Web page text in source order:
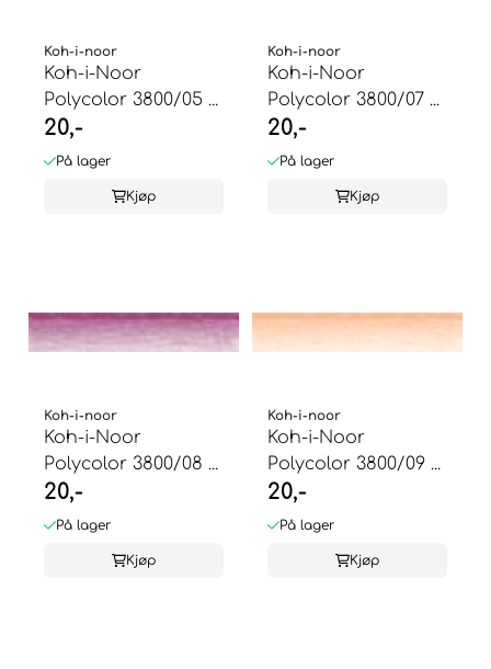
Koh-i-noor
Koh-i-Noor
Polycolor 3800/05 ...
20,-
På lager
Kjøp
Koh-i-noor
Koh-i-Noor
Polycolor 3800/07 ...
20,-
På lager
Kjøp
Koh-i-noor
Koh-i-Noor
Polycolor 3800/08 ...
20,-
På lager
Kjøp
Koh-i-noor
Koh-i-Noor
Polycolor 3800/09 ...
20,-
På lager
Kjøp